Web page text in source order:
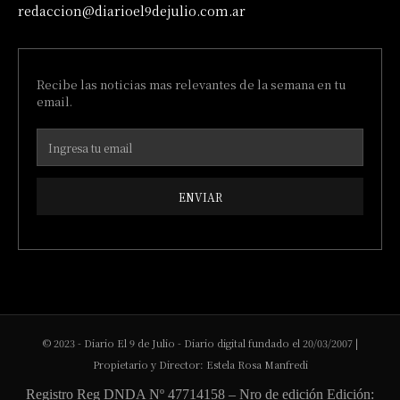
redaccion@diarioel9dejulio.com.ar
Recibe las noticias mas relevantes de la semana en tu
email.
ENVIAR
© 2023 - Diario El 9 de Julio - Diario digital fundado el 20/03/2007 |
Propietario y Director: Estela Rosa Manfredi
Registro Reg DNDA Nº 47714158 – Nro de edición Edición: